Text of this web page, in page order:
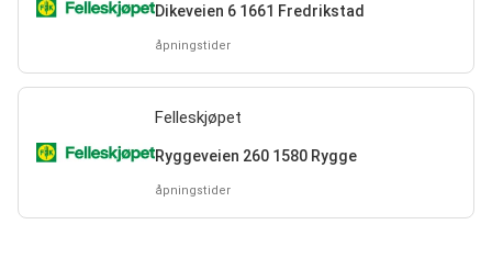
Dikeveien 6 1661 Fredrikstad
åpningstider
Felleskjøpet
Ryggeveien 260 1580 Rygge
åpningstider